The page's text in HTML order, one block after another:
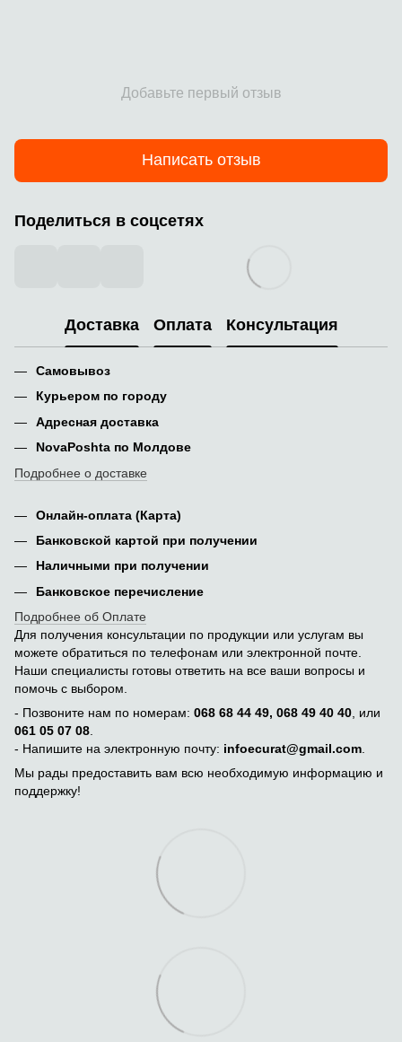
Добавьте первый отзыв
Написать отзыв
Поделиться в соцсетях
Доставка Оплата Консультация
Самовывоз
Курьером по городу
Адресная доставка
NovaPoshta по Молдове
Подробнее о доставке
Онлайн-оплата (Карта)
Банковской картой при получении
Наличными при получении
Банковское перечисление
Подробнее об Оплате
Для получения консультации по продукции или услугам вы
можете обратиться по телефонам или электронной почте.
Наши специалисты готовы ответить на все ваши вопросы и
помочь с выбором.
- Позвоните нам по номерам: 068 68 44 49, 068 49 40 40 , или
061 05 07 08
- Напишите на электронную почту: infoecurat@gmail.com
Мы рады предоставить вам всю необходимую информацию и
поддержку!